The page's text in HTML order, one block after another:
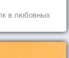
в любовных